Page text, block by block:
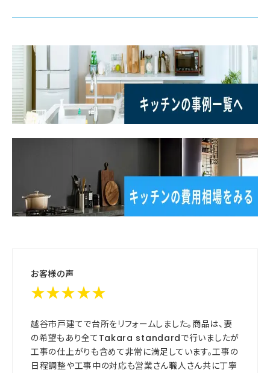
お客様の声
★★★★★
越谷市戸建てで台所をリフォームしました。商品は、妻
の希望もあり全てTakara standardで行いましたが
工事の仕上がりも含めて非常に満足しています。工事の
日程調整や工事中の対応も営業さん職人さん共に丁寧